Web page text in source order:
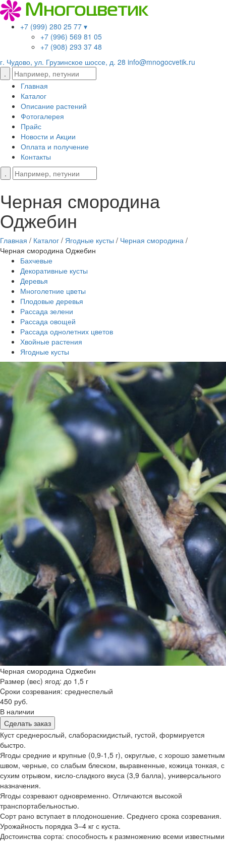
+7 (999) 280 25 77 ▾
+7 (996) 569 81 05
+7 (908) 293 37 48
г. Чудово, ул. Грузинское шоссе, д. 28 info@mnogocvetik.ru
Главная
Каталог
Описание растений
Фотогалерея
Прайс
Новости и Акции
Оплата и получение
Контакты
Черная смородина
Оджебин
Главная / Каталог / Ягодные кусты / Черная смородина /
Черная смородина Оджебин
Бахчевые
Декоративные кусты
Деревья
Многолетние цветы
Плодовые деревья
Рассада зелени
Рассада овощей
Рассада однолетних цветов
Хвойные растения
Ягодные кусты
Черная смородина Оджебин
Размер (вес) ягод: до 1,5 г
Cроки созревания: среднеспелый
450 руб.
В наличии
Сделать заказ
Куст среднерослый, слабораскидистый, густой, формируется
быстро.
Ягоды средние и крупные (0,9-1,5 г), округлые, с хорошо заметным
швом, черные, со слабым блеском, выравненные, кожица тонкая, с
сухим отрывом, кисло-сладкого вкуса (3,9 балла), универсального
назначения.
Ягоды созревают одновременно. Отличаются высокой
транспортабельностью.
Сорт рано вступает в плодоношение. Среднего срока созревания.
Урожайность порядка 3–4 кг с куста.
Достоинства сорта: способность к размножению всеми известными